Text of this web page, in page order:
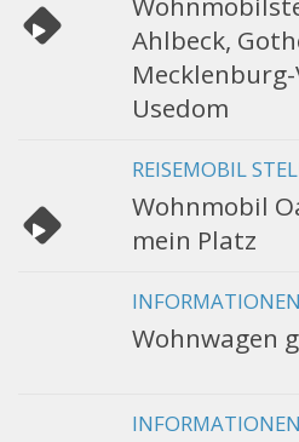
Ahlbeck,
Usedom
REISEMOBIL
Wohnmobil
mein Platz
INFORMATIONEN
Wohnwagen
INFORMATIONEN